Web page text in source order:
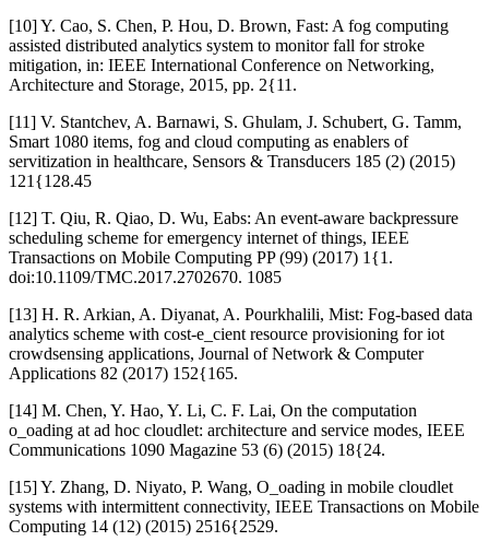
[10] Y. Cao, S. Chen, P. Hou, D. Brown, Fast: A fog computing
assisted distributed analytics system to monitor fall for stroke
mitigation, in: IEEE International Conference on Networking,
Architecture and Storage, 2015, pp. 2{11.
[11] V. Stantchev, A. Barnawi, S. Ghulam, J. Schubert, G. Tamm,
Smart 1080 items, fog and cloud computing as enablers of
servitization in healthcare, Sensors & Transducers 185 (2) (2015)
121{128.45
[12] T. Qiu, R. Qiao, D. Wu, Eabs: An event-aware backpressure
scheduling scheme for emergency internet of things, IEEE
Transactions on Mobile Computing PP (99) (2017) 1{1.
doi:10.1109/TMC.2017.2702670. 1085
[13] H. R. Arkian, A. Diyanat, A. Pourkhalili, Mist: Fog-based data
analytics scheme with cost-e_cient resource provisioning for iot
crowdsensing applications, Journal of Network & Computer
Applications 82 (2017) 152{165.
[14] M. Chen, Y. Hao, Y. Li, C. F. Lai, On the computation
o_oading at ad hoc cloudlet: architecture and service modes, IEEE
Communications 1090 Magazine 53 (6) (2015) 18{24.
[15] Y. Zhang, D. Niyato, P. Wang, O_oading in mobile cloudlet
systems with intermittent connectivity, IEEE Transactions on Mobile
Computing 14 (12) (2015) 2516{2529.